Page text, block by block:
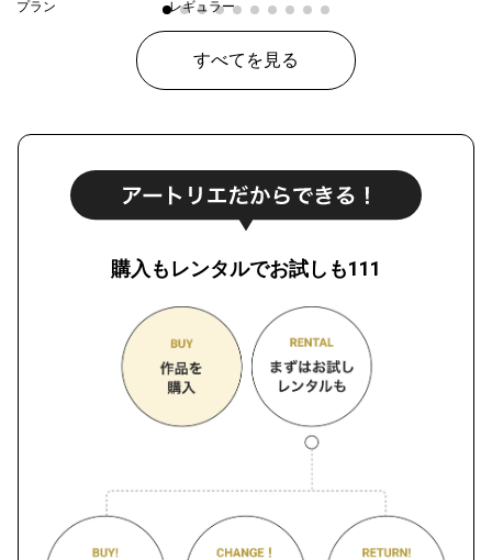
プラン
レギュラー
¥ 30,000
すべてを見る
購入もレンタルでお試しも111